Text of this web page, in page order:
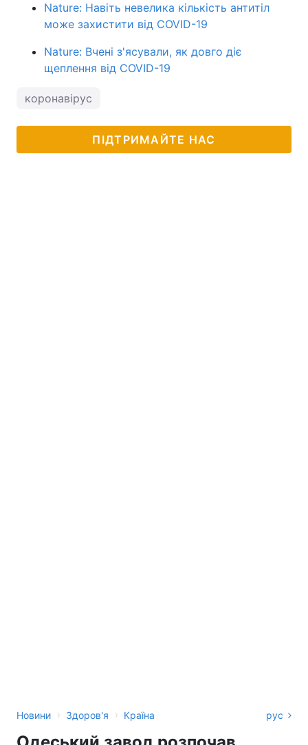
Nature: Навіть невелика кількість антитіл
може захистити від COVID-19
Nature: Вчені з'ясували, як довго діє
щеплення від COVID-19
коронавірус
ПІДТРИМАЙТЕ НАС
Новини › Здоров'я › Країна рус